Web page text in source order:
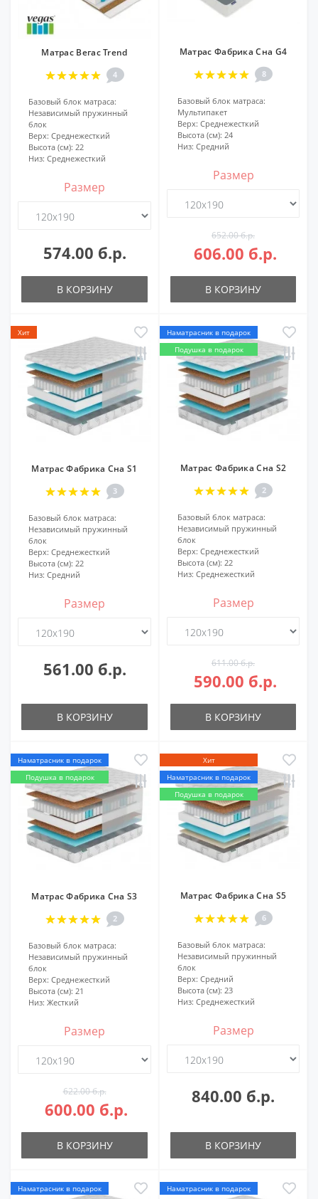
Матрас Вегас Trend
4
Базовый блок матраса:
Независимый пружинный
блок
Верх: Среднежесткий
Высота (см): 22
Низ: Среднежесткий
Размер
574.00 б.р.
В КОРЗИНУ
Матрас Фабрика Сна G4
8
Базовый блок матраса:
Мультипакет
Верх: Среднежесткий
Высота (см): 24
Низ: Средний
Размер
652.00 б.р.
606.00 б.р.
В КОРЗИНУ
Хит
Матрас Фабрика Сна S1
3
Базовый блок матраса:
Независимый пружинный
блок
Верх: Среднежесткий
Высота (см): 22
Низ: Средний
Размер
561.00 б.р.
В КОРЗИНУ
Наматрасник в подарок
Подушка в подарок
Матрас Фабрика Сна S2
2
Базовый блок матраса:
Независимый пружинный
блок
Верх: Среднежесткий
Высота (см): 22
Низ: Среднежесткий
Размер
611.00 б.р.
590.00 б.р.
В КОРЗИНУ
Наматрасник в подарок
Подушка в подарок
Матрас Фабрика Сна S3
2
Базовый блок матраса:
Независимый пружинный
блок
Верх: Среднежесткий
Высота (см): 21
Низ: Жесткий
Размер
622.00 б.р.
600.00 б.р.
В КОРЗИНУ
Хит
Наматрасник в подарок
Подушка в подарок
Матрас Фабрика Сна S5
6
Базовый блок матраса:
Независимый пружинный
блок
Верх: Средний
Высота (см): 23
Низ: Среднежесткий
Размер
840.00 б.р.
В КОРЗИНУ
Наматрасник в подарок Наматрасник в подарок